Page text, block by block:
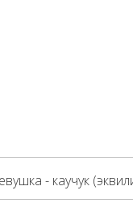
- каучук